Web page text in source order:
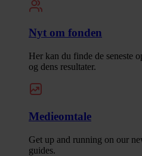
Nyt om fonden
Her kan du finde de seneste
og dens resultater.
Medieomtale
Get up and running on our
guides.